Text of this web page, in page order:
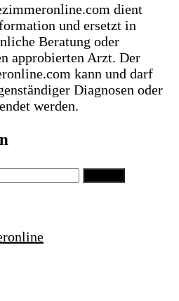
dient
und ersetzt in
Beratung oder
approbierten Arzt. Der
kann und darf
Diagnosen oder
werden.